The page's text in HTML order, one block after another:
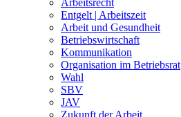
Arbeits­recht
Entgelt | Arbeitszeit
Arbeit und Gesundheit
Betriebswirtschaft
Kommuni­kation
Organisation im Betriebsrat
Wahl
SBV
JAV
Zukunft der Arbeit